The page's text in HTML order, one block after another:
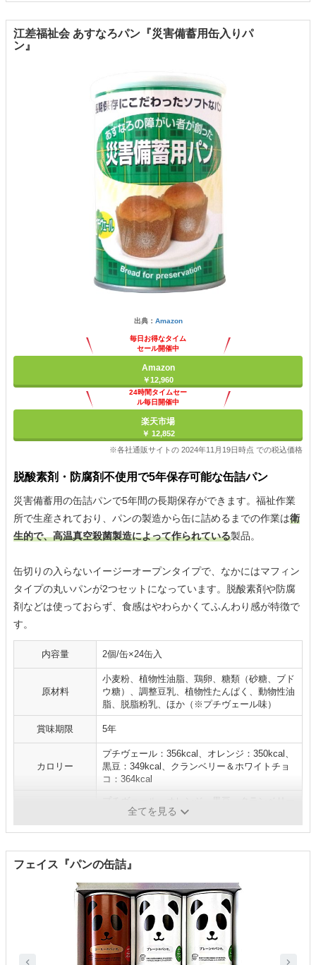
江差福祉会 あすなろパン『災害備蓄用缶入りパ
ン』
出典： Amazon
毎日お得なタイム
セール開催中
Amazon
￥12,960
24時間タイムセー
ル毎日開催中
楽天市場
￥ 12,852
※各社通販サイトの 2024年11月19日時点 での税込価格
脱酸素剤・防腐剤不使用で5年保存可能な缶詰パン
災害備蓄用の缶詰パンで5年間の長期保存ができます。福祉作業
所で生産されており、パンの製造から缶に詰めるまでの作業は衛
生的で、高温真空殺菌製造によって作られている製品。
缶切りの入らないイージーオープンタイプで、なかにはマフィン
タイプの丸いパンが2つセットになっています。脱酸素剤や防腐
剤などは使っておらず、食感はやわらかくてふんわり感が特徴で
す。
内容量 2個/缶×24缶入
原材料
小麦粉、植物性油脂、鶏卵、糖類（砂糖、ブド
ウ糖）、調整豆乳、植物性たんぱく、動物性油
脂、脱脂粉乳、ほか（※プチヴェール味）
賞味期限 5年
カロリー
プチヴェール：356kcal、オレンジ：350kcal、
黒豆：349kcal、クランベリー＆ホワイトチョ
コ：364kcal
＆ホワイトチョコ
全てを見る
フェイス『パンの缶詰』